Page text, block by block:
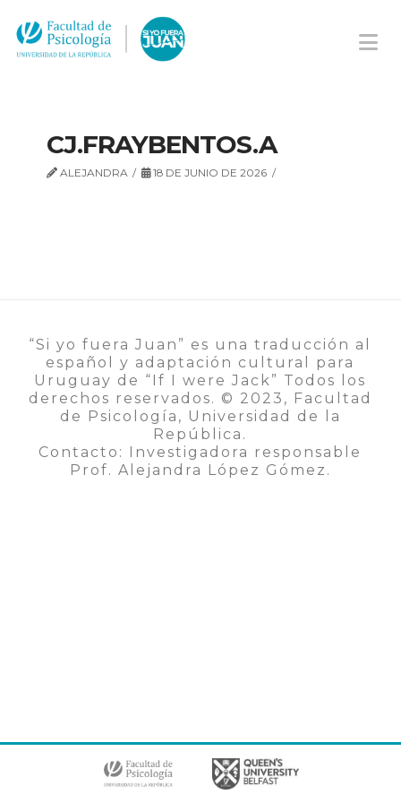
CJ.FRAYBENTOS.A
ALEJANDRA 18 DE JUNIO DE 2026
“Si yo fuera Juan” es una traducción al
español y adaptación cultural para
Uruguay de “If I were Jack” Todos los
derechos reservados. ©️ 2023, Facultad
de Psicología, Universidad de la
República.
Contacto: Investigadora responsable
Prof. Alejandra López Gómez.